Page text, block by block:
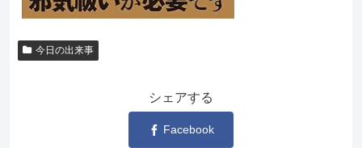
今日の出来事
シェアする
Facebook